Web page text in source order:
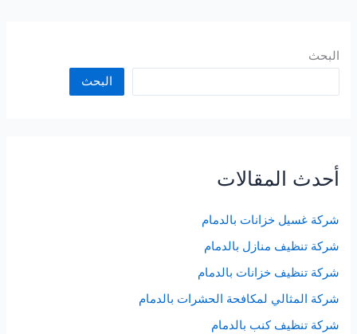
البحث
البحث
أحدث المقالات
شركة غسيل خزانات بالدمام
شركة تنظيف منازل بالدمام
شركة تنظيف خزانات بالدمام
شركة المثالي لمكافحة الحشرات بالدمام
شركة تنظيف كنب بالدمام